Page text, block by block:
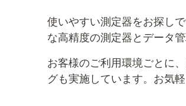
使いやすい測定器をお探し
な高精度の測定器とデータ
お客様のご利用環境ごとに
グも実施しています。お気